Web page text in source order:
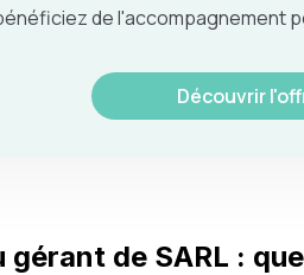
de l'accompagnement
Découvrir
gérant de SARL :